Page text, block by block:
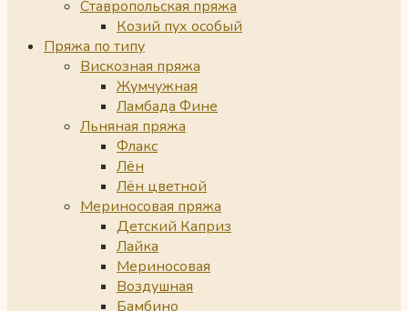
Ставропольская пряжа
Козий пух особый
Пряжа по типу
Вискозная пряжа
Жумчужная
Ламбада Фине
Льняная пряжа
Флакс
Лён
Лён цветной
Мериносовая пряжа
Детский Каприз
Лайка
Мериносовая
Воздушная
Бамбино